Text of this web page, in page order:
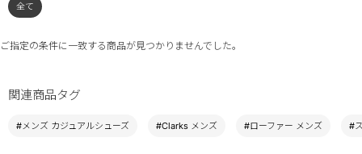
全て
ご指定の条件に一致する商品が見つかりませんでした。
関連商品タグ
#メンズ カジュアルシューズ #Clarks メンズ #ローファー メンズ #